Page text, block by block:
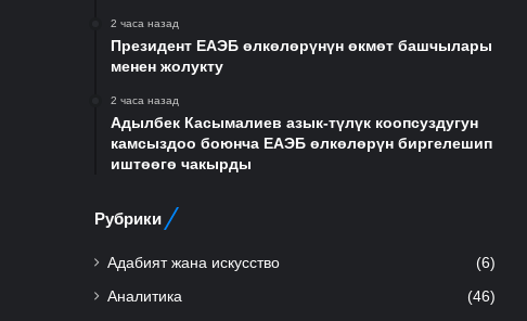
2 часа назад
Президент ЕАЭБ өлкөлөрүнүн өкмөт башчылары
менен жолукту
2 часа назад
Адылбек Касымалиев азык-түлүк коопсуздугун
камсыздоо боюнча ЕАЭБ өлкөлөрүн биргелешип
иштөөгө чакырды
Рубрики
Адабият жана искусство (6)
Аналитика (46)